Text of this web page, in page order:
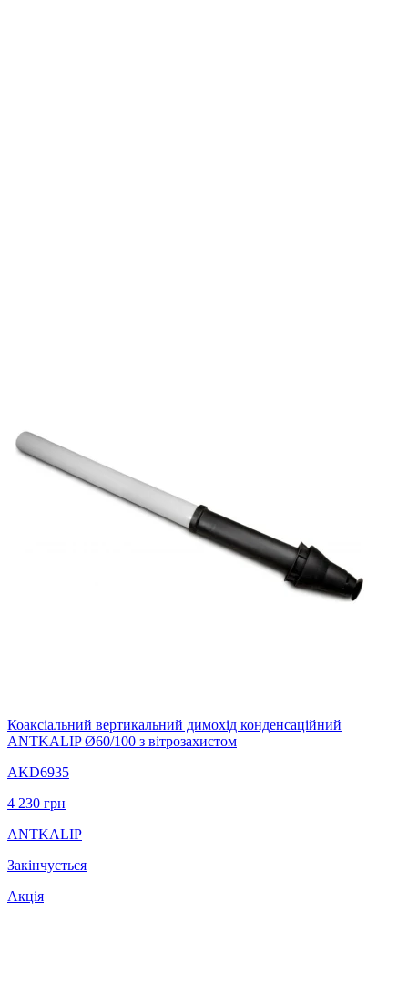
Коаксіальний вертикальний димохід конденсаційний
ANTKALIP Ø60/100 з вітрозахистом
AKD6935
4 230 грн
ANTKALIP
Закінчується
Акція